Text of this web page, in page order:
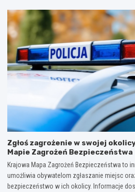
Zgłoś zagrożenie w swojej
Mapie Zagrożeń Bezpieczeństwa
Krajowa Mapa Zagrożeń Bezpieczeństwa to
umożliwia obywatelom zgłaszanie miejsc
bezpieczeństwo w ich okolicy. Informacje